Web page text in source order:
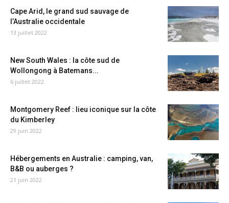
Cape Arid, le grand sud sauvage de
l’Australie occidentale
13 juillet 2022
New South Wales : la côte sud de
Wollongong à Batemans...
6 juillet 2022
Montgomery Reef : lieu iconique sur la côte
du Kimberley
29 juin 2022
Hébergements en Australie : camping, van,
B&B ou auberges ?
21 juin 2022